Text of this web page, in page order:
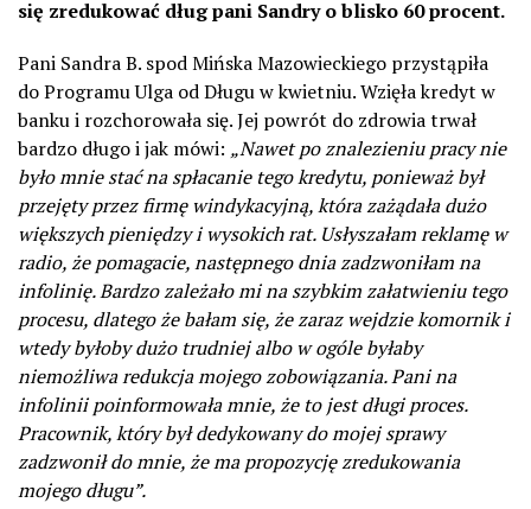
się zredukować dług pani Sandry o blisko 60 procent.
Pani Sandra B. spod Mińska Mazowieckiego przystąpiła
do Programu Ulga od Długu w kwietniu. Wzięła kredyt w
banku i rozchorowała się. Jej powrót do zdrowia trwał
bardzo długo i jak mówi: „Nawet po znalezieniu pracy nie
było mnie stać na spłacanie tego kredytu, ponieważ był
przejęty przez firmę windykacyjną, która zażądała dużo
większych pieniędzy i wysokich rat. Usłyszałam reklamę w
radio, że pomagacie, następnego dnia zadzwoniłam na
infolinię. Bardzo zależało mi na szybkim załatwieniu tego
procesu, dlatego że bałam się, że zaraz wejdzie komornik i
wtedy byłoby dużo trudniej albo w ogóle byłaby
niemożliwa redukcja mojego zobowiązania. Pani na
infolinii poinformowała mnie, że to jest długi proces.
Pracownik, który był dedykowany do mojej sprawy
zadzwonił do mnie, że ma propozycję zredukowania
mojego długu”.